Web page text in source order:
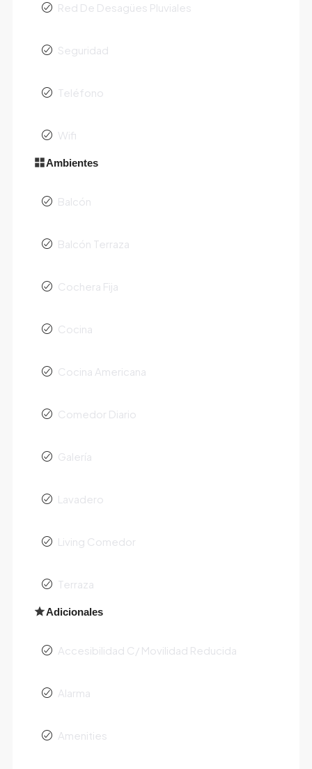
Red De Desagües Pluviales
Seguridad
Teléfono
Wifi
Ambientes
Balcón
Balcón Terraza
Cochera Fija
Cocina
Cocina Americana
Comedor Diario
Galería
Lavadero
Living Comedor
Terraza
Adicionales
Accesibilidad C/ Movilidad Reducida
Alarma
Amenities